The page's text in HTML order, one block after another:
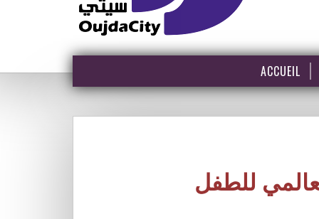
ACCUEIL
للطفل